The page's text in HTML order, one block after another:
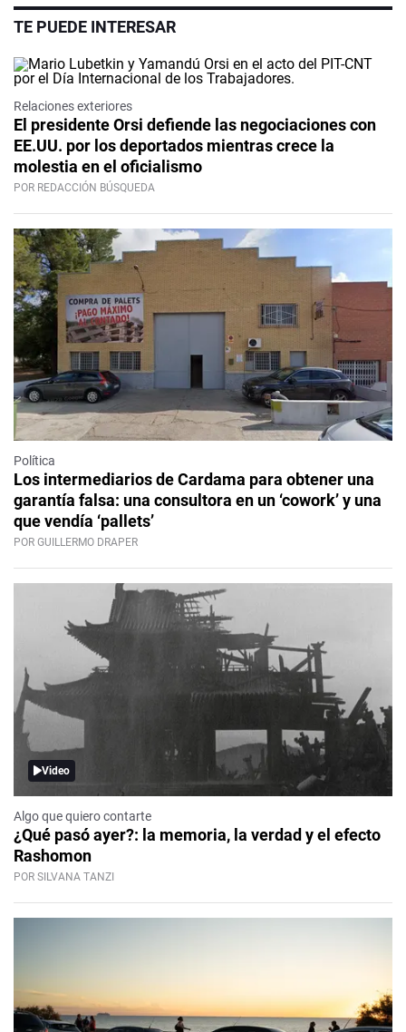
TE PUEDE INTERESAR
Relaciones exteriores
El presidente Orsi defiende las negociaciones con
EE.UU. por los deportados mientras crece la
molestia en el oficialismo
POR REDACCIÓN BÚSQUEDA
Política
Los intermediarios de Cardama para obtener una
garantía falsa: una consultora en un ‘cowork’ y una
que vendía ‘pallets’
POR GUILLERMO DRAPER
Video
Algo que quiero contarte
¿Qué pasó ayer?: la memoria, la verdad y el efecto
Rashomon
POR SILVANA TANZI